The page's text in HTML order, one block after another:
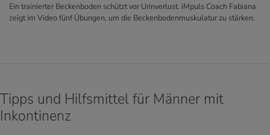
Ein trainierter Beckenboden schützt vor Urinverlust. iMpuls Coach Fabiana
zeigt im Video fünf Übungen, um die Beckenbodenmuskulatur zu stärken.
Tipps und Hilfsmittel für Männer mit
Inkontinenz